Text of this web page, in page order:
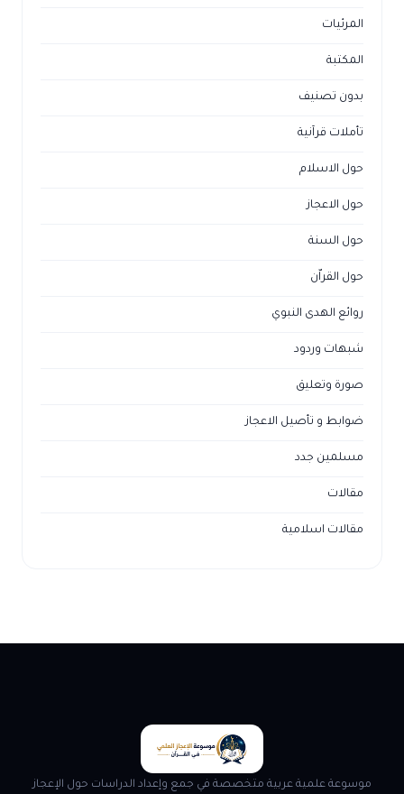
المرئيات
المكتبة
بدون تصنيف
تأملات قرآنية
حول الاسلام
حول الاعجاز
حول السنة
حول القراّن
روائع الهدى النبوي
شبهات وردود
صورة وتعليق
ضوابط و تأصيل الاعجاز
مسلمين جدد
مقالات
مقالات اسلامية
موسوعة علمية عربية متخصصة في جمع وإعداد الدراسات حول الإعجاز